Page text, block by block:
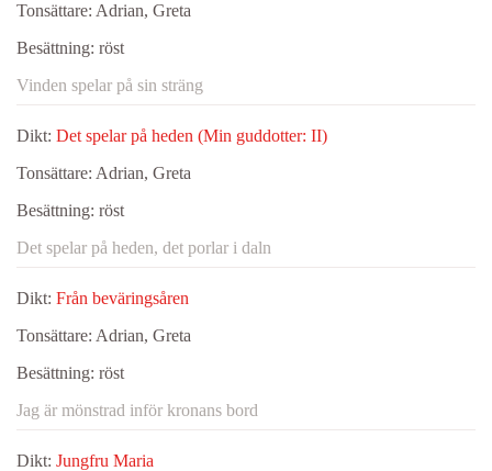
Tonsättare: Adrian, Greta
Besättning: röst
Vinden spelar på sin sträng
Dikt: Det spelar på heden (Min guddotter: II)
Tonsättare: Adrian, Greta
Besättning: röst
Det spelar på heden, det porlar i daln
Dikt: Från beväringsåren
Tonsättare: Adrian, Greta
Besättning: röst
Jag är mönstrad inför kronans bord
Dikt: Jungfru Maria